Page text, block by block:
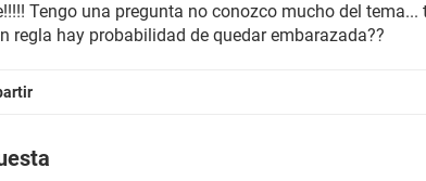
Tengo una pregunta no conozco mucho del
regla hay probabilidad de quedar embarazada??